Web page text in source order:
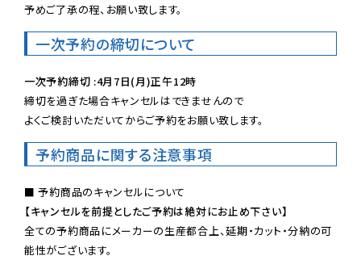
予めご了承の程、お願い致します。
一次予約の締切について
一次予約締切 :4月7日(月)正午12時
締切を過ぎた場合キャンセルはできませんので
よくご検討いただいてからご予約をお願い致します。
予約商品に関する注意事項
【キャンセルを前提としたご予約は絶対にお止め下さい】
全ての予約商品にメーカーの生産都合上、延期・カット・分納の可
能性がございます。